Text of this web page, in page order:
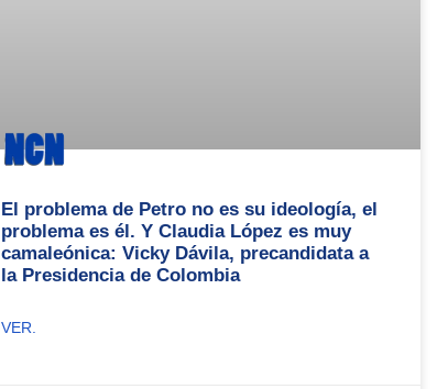
El problema de Petro no es su ideología, el
problema es él. Y Claudia López es muy
camaleónica: Vicky Dávila, precandidata a
la Presidencia de Colombia
VER.